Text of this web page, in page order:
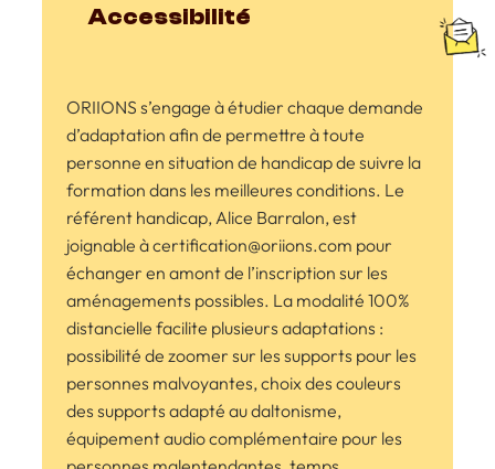
Accessibilité
ORIIONS s’engage à étudier chaque demande
d’adaptation afin de permettre à toute
personne en situation de handicap de suivre la
formation dans les meilleures conditions. Le
référent handicap, Alice Barralon, est
joignable à certification@oriions.com pour
échanger en amont de l’inscription sur les
aménagements possibles. La modalité 100%
distancielle facilite plusieurs adaptations :
possibilité de zoomer sur les supports pour les
personnes malvoyantes, choix des couleurs
des supports adapté au daltonisme,
équipement audio complémentaire pour les